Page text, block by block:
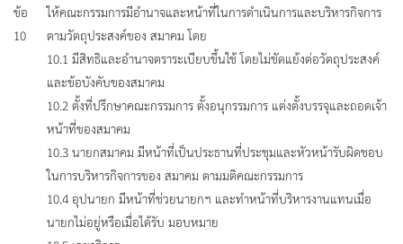
ข้อ
10
ให้คณะกรรมการมีอำนาจและหน้าที่ในการดำเนินการและบริหารกิจการ
ตามวัตถุประสงค์ของ สมาคม โดย
10.1 มีสิทธิและอำนาจตราระเบียบขึ้นใช้ โดยไม่ขัดแย้งต่อวัตถุประสงค์
และข้อบังคับของสมาคม
10.2 ตั้งที่ปรึกษาคณะกรรมการ ตั้งอนุกรรมการ แต่งตั้งบรรจุและถอดเจ้า
หน้าที่ของสมาคม
10.3 นายกสมาคม มีหน้าที่เป็นประธานที่ประชุมและหัวหน้ารับผิดชอบ
ในการบริหารกิจการของ สมาคม ตามมติคณะกรรมการ
10.4 อุปนายก มีหน้าที่ช่วยนายกฯ และทำหน้าที่บริหารงานแทนเมื่อ
นายกไม่อยู่หรือเมื่อได้รับ มอบหมาย